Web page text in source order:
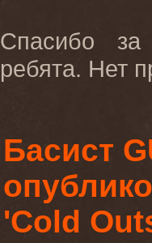
Спасибо за
ребята. Нет
Басист
'Cold